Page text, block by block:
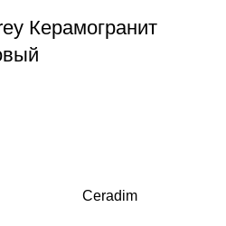
Керамогранит
Ceradim